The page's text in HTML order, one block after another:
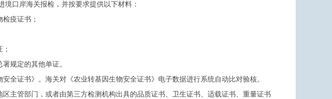
口岸海关报检，并按要求提供以下材料：
疫证书；
规定的其他单证。
全证书》。海关对《农业转基因生物安全证书》电子数据进行系统自动比对验核。
主管部门，或者由第三方检测机构出具的品质证书、卫生证书、适载证书、重量证书